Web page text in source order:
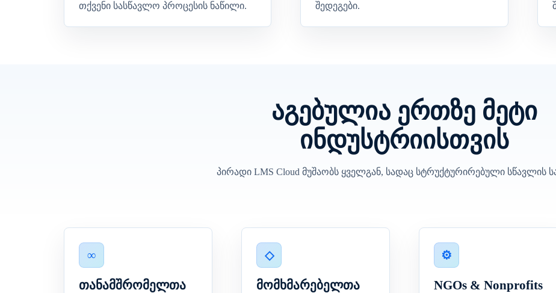
თქვენი სასწავლო პროცესის ნაწილი.
შედეგები.
აგებულია ერთზე მეტი
ინდუსტრიისთვის
პირადი LMS Cloud მუშაობს ყველგან, სადაც სტრუქტურირებული სწავლის
თანამშრომელთა მომხმარებელთა NGOs & Nonprofits